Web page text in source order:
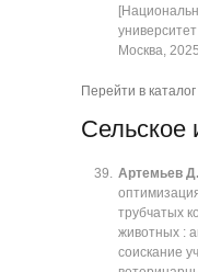
Москва,
Перейти в каталог
Сельское
Артемьев
трубчатых
животных :
соискание